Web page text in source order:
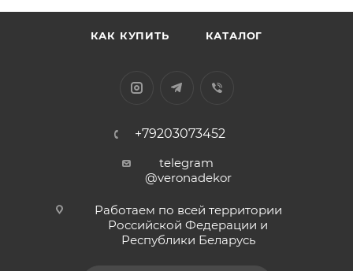
КАК КУПИТЬ КАТАЛОГ
+79203073452
telegram
@veronadekor
Работаем по всей территории
Российской Федерации и
Республики Беларусь